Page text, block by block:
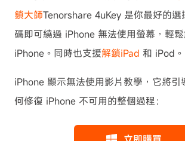
鎖大師Tenorshare 4uKey 是你最好的選
碼即可繞過 iPhone 無法使用螢幕，輕
iPhone。同時也支援解鎖iPad 和 iPod。
iPhone 顯示無法使用影片教學，它將引
何修復 iPhone 不可用的整個過程：